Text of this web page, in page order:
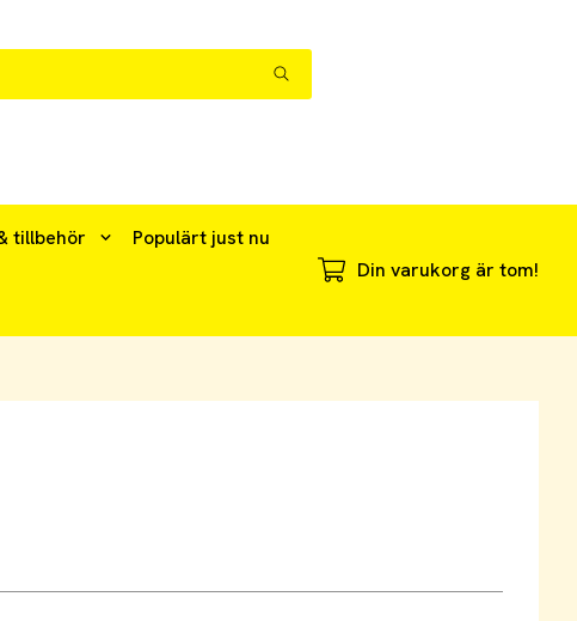
tillbehör Populärt just nu
Din varukorg är tom!